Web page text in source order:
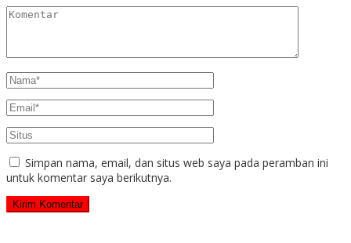
Simpan nama, email, dan situs web saya pada peramban ini
untuk komentar saya berikutnya.